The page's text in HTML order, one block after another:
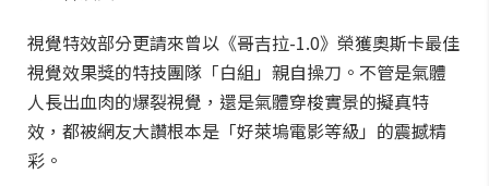
視覺特效部分更請來曾以《哥吉拉-1.0》榮獲奧斯卡最佳
視覺效果獎的特技團隊「白組」親自操刀。不管是氣體
人長出血肉的爆裂視覺，還是氣體穿梭實景的擬真特
效，都被網友大讚根本是「好萊塢電影等級」的震撼精
彩。